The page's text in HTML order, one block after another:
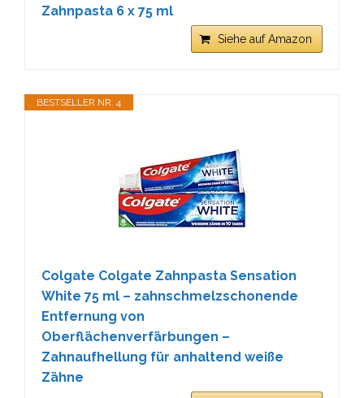
Zahnpasta 6 x 75 ml
Siehe auf Amazon
BESTSELLER NR. 4
Colgate Colgate Zahnpasta Sensation
White 75 ml – zahnschmelzschonende
Entfernung von
Oberflächenverfärbungen –
Zahnaufhellung für anhaltend weiße
Zähne